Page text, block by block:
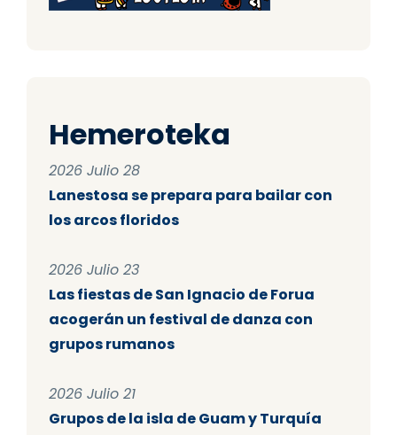
Hemeroteka
2026 Julio 28
Lanestosa se prepara para bailar con
los arcos floridos
2026 Julio 23
Las fiestas de San Ignacio de Forua
acogerán un festival de danza con
grupos rumanos
2026 Julio 21
Grupos de la isla de Guam y Turquía